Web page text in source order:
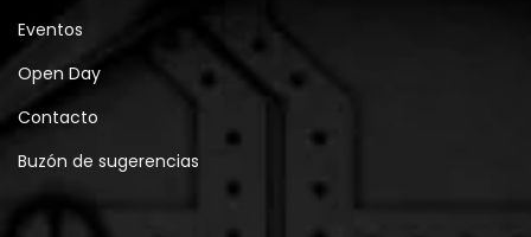
Eventos
Open Day
Contacto
Buzón de sugerencias